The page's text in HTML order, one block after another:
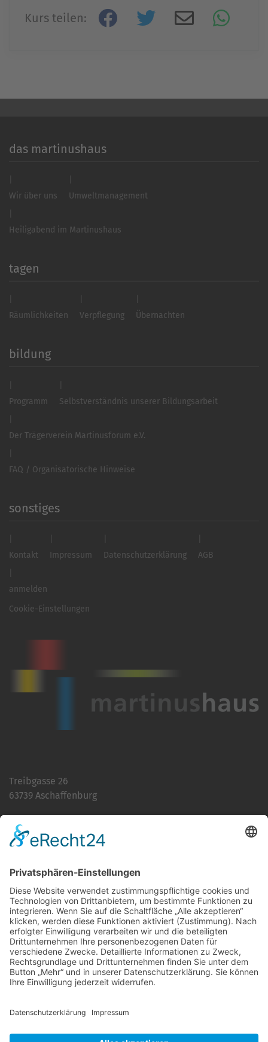
Kurs teilen:
das martinushaus
Wir über uns Umweltmanagement
Heiligabend im Martinushaus
tagen
Räumlichkeiten Verpflegung Übernachten
bildung
Programm Selbstverständnis unserer Bildungsarbeit
Der Trägerverein Martinusforum e.V.
FAQ / Organisatorische Hinweise
sonstiges
Kontakt Impressum Datenschutzerklärung AGB
anmelden
Cookie-Einstellungen
Treibgasse 26
63739 Aschaffenburg
E-Mailinfo@martinushaus.de
Mo?Fr8.30 ? 12.00 Uhr
Mo?Do13.00 ? 16.00 Uhr